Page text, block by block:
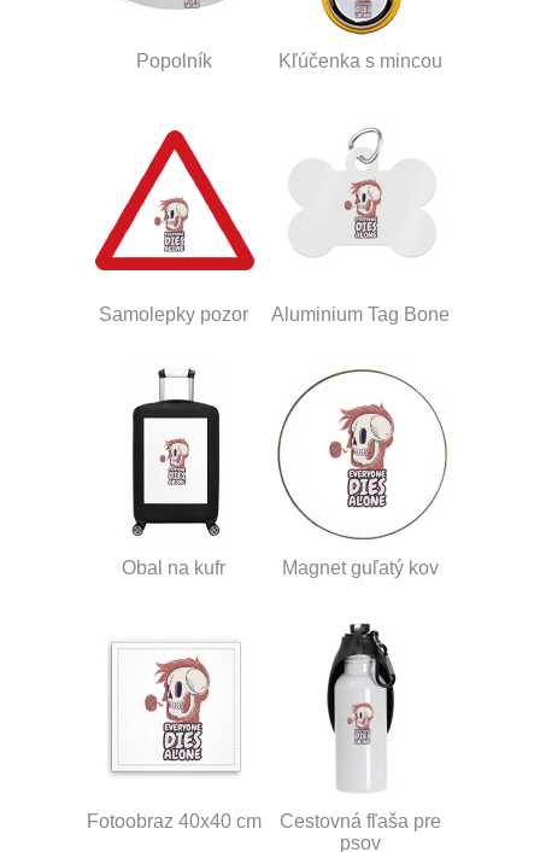
Popolník Kľúčenka s mincou
Samolepky pozor Aluminium Tag Bone
Obal na kufr Magnet guľatý kov
Fotoobraz 40x40 cm
Cestovná fľaša pre
psov